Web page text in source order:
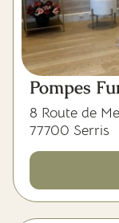
Pompes
8 Route de
77700 Serris